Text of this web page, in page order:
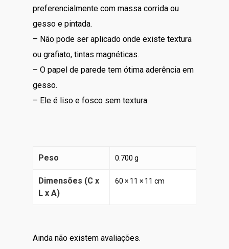
preferencialmente com massa corrida ou
gesso e pintada.
– Não pode ser aplicado onde existe textura
ou grafiato, tintas magnéticas.
– O papel de parede tem ótima aderência em
gesso.
– Ele é liso e fosco sem textura.
Peso 0.700 g
Dimensões (C x
L x A)
60 × 11 × 11 cm
Ainda não existem avaliações.